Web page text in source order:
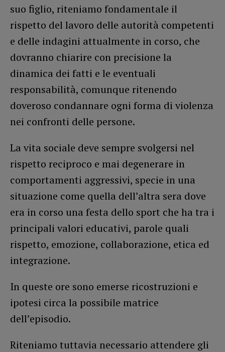
suo figlio, riteniamo fondamentale il
rispetto del lavoro delle autorità competenti
e delle indagini attualmente in corso, che
dovranno chiarire con precisione la
dinamica dei fatti e le eventuali
responsabilità, comunque ritenendo
doveroso condannare ogni forma di violenza
nei confronti delle persone.
La vita sociale deve sempre svolgersi nel
rispetto reciproco e mai degenerare in
comportamenti aggressivi, specie in una
situazione come quella dell’altra sera dove
era in corso una festa dello sport che ha tra i
principali valori educativi, parole quali
rispetto, emozione, collaborazione, etica ed
integrazione.
In queste ore sono emerse ricostruzioni e
ipotesi circa la possibile matrice
dell’episodio.
Riteniamo tuttavia necessario attendere gli